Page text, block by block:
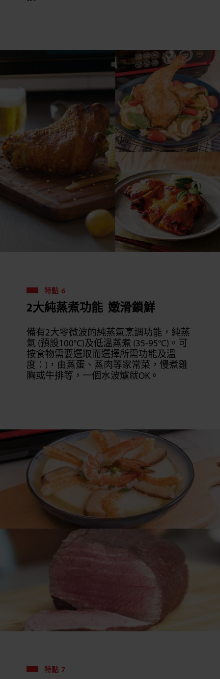
特點 6
2大純蒸煮功能 嫩滑鎖鮮
備有2大零微波的純蒸氣烹調功能，純蒸
氣 (預設100°C)及低溫蒸煮 (35-95°C)。可
按食物需要選取而選擇所需功能及溫
度：)，由蒸蛋、蒸肉等家常菜，慢煮雞
胸或牛排等，一個水波爐就OK。
特點 7